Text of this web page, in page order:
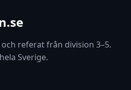
referat från division 3–5.
Sverige.